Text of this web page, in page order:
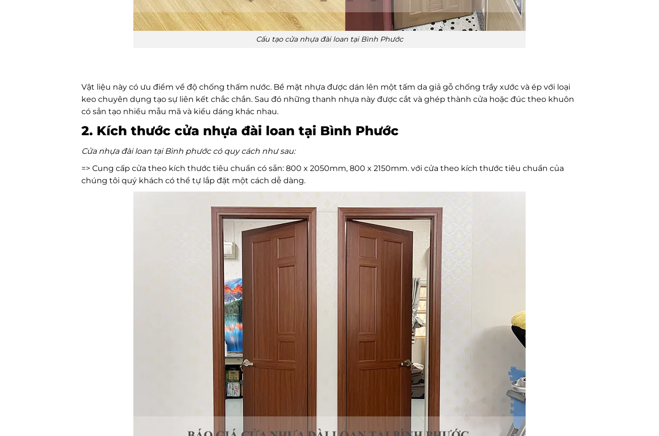
Cấu tạo cửa nhựa đài loan tại Bình Phước
Vật liệu này có ưu điểm về độ chống thấm nước. Bề mặt nhựa được dán lên một tấm da giả gỗ chống trầy xước và ép với loại
keo chuyên dụng tạo sự liên kết chắc chắn. Sau đó những thanh nhựa này được cắt và ghép thành cửa hoặc đúc theo khuôn
có sẳn tạo nhiều mẫu mã và kiểu dáng khác nhau.
2. Kích thước cửa nhựa đài loan tại Bình Phước
Cửa nhựa đài loan tại Bình phước có quy cách như sau:
=> Cung cấp cửa theo kích thước tiêu chuẩn có sẳn: 800 x 2050mm, 800 x 2150mm. với cửa theo kích thước tiêu chuẩn của
chúng tôi quý khách có thể tự lắp đặt một cách dễ dàng.